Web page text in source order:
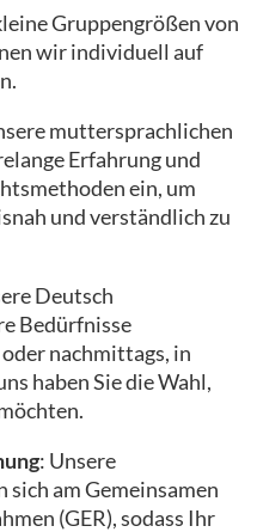
Gruppengrößen von
wir individuell auf
muttersprachlichen
Erfahrung und
ein, um
und verständlich zu
Deutsch
Bedürfnisse
nachmittags, in
haben Sie die Wahl,
: Unsere
am Gemeinsamen
(GER), sodass Ihr